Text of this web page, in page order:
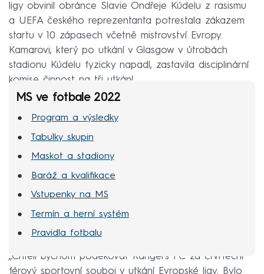
ligy obvinil obránce Slavie Ondřeje Kúdelu z rasismu
a UEFA českého reprezentanta potrestala zákazem
startu v 10 zápasech včetně mistrovství Evropy.
Kamarovi, který po utkání v Glasgow v útrobách
stadionu Kúdelu fyzicky napadl, zastavila disciplinární
komise činnost na tři utkání.
MS ve fotbale 2022
Program a výsledky
Tabulky skupin
Maskot a stadiony
Baráž a kvalifikace
Vstupenky na MS
Termín a herní systém
Pravidla fotbalu
„Chtěli bychom poděkovat Rangers FC za čtvrteční
férový sportovní souboj v utkání Evropské ligy. Bylo